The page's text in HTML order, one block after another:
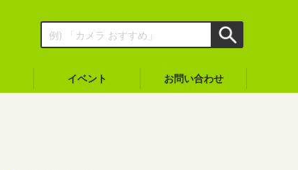
イベント お問い合わせ